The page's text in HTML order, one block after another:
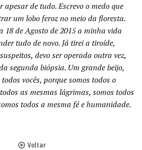
de tudo. Escrevo o medo que
um lobo feroz no meio da floresta.
18 de Agosto de 2015 a minha vida
tudo de novo. Já tirei a tiroíde,
devo ser operada outra vez,
segunda biópsia. Um grande beijo,
vocês, porque somos todos o
as mesmas lágrimas, somos todos
todos a mesma fé e humanidade.
Voltar